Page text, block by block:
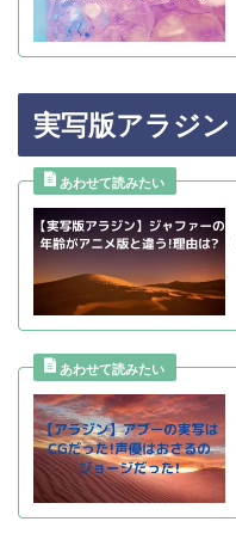
実写版アラジン